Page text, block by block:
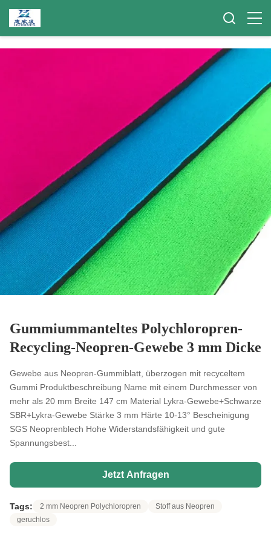
Gummiummanteltes Polychloropren-
Recycling-Neopren-Gewebe 3 mm Dicke
Gewebe aus Neopren-Gummiblatt, überzogen mit recyceltem
Gummi Produktbeschreibung Name mit einem Durchmesser von
mehr als 20 mm Breite 147 cm Material Lykra-Gewebe+Schwarze
SBR+Lykra-Gewebe Stärke 3 mm Härte 10-13° Bescheinigung
SGS Neoprenblech Hohe Widerstandsfähigkeit und gute
Spannungsbest...
Jetzt Anfragen
Tags: 2 mm Neopren Polychloropren
Stoff aus Neopren
geruchlos